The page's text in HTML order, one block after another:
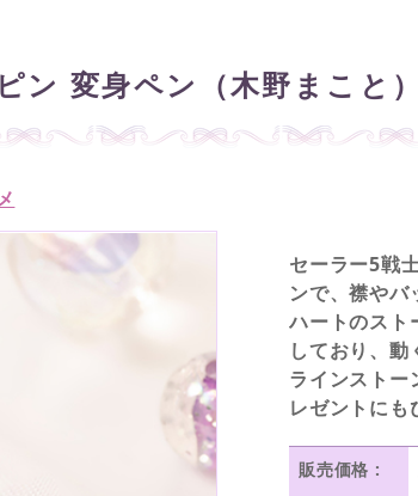
変身ペン（木野まこと）
セーラー5戦
ンで、襟やバ
ハートのスト
しており、動
ラインストー
レゼントにも
販売価格 :